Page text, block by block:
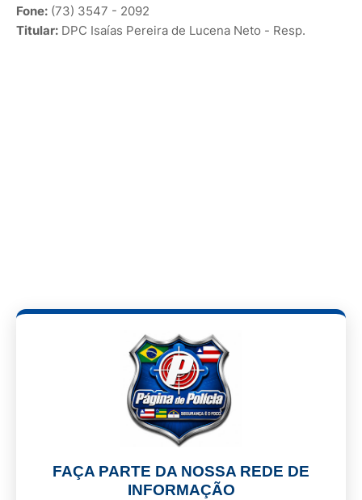
Fone: (73) 3547 - 2092
Titular: DPC Isaías Pereira de Lucena Neto - Resp.
FAÇA PARTE DA NOSSA REDE DE
INFORMAÇÃO